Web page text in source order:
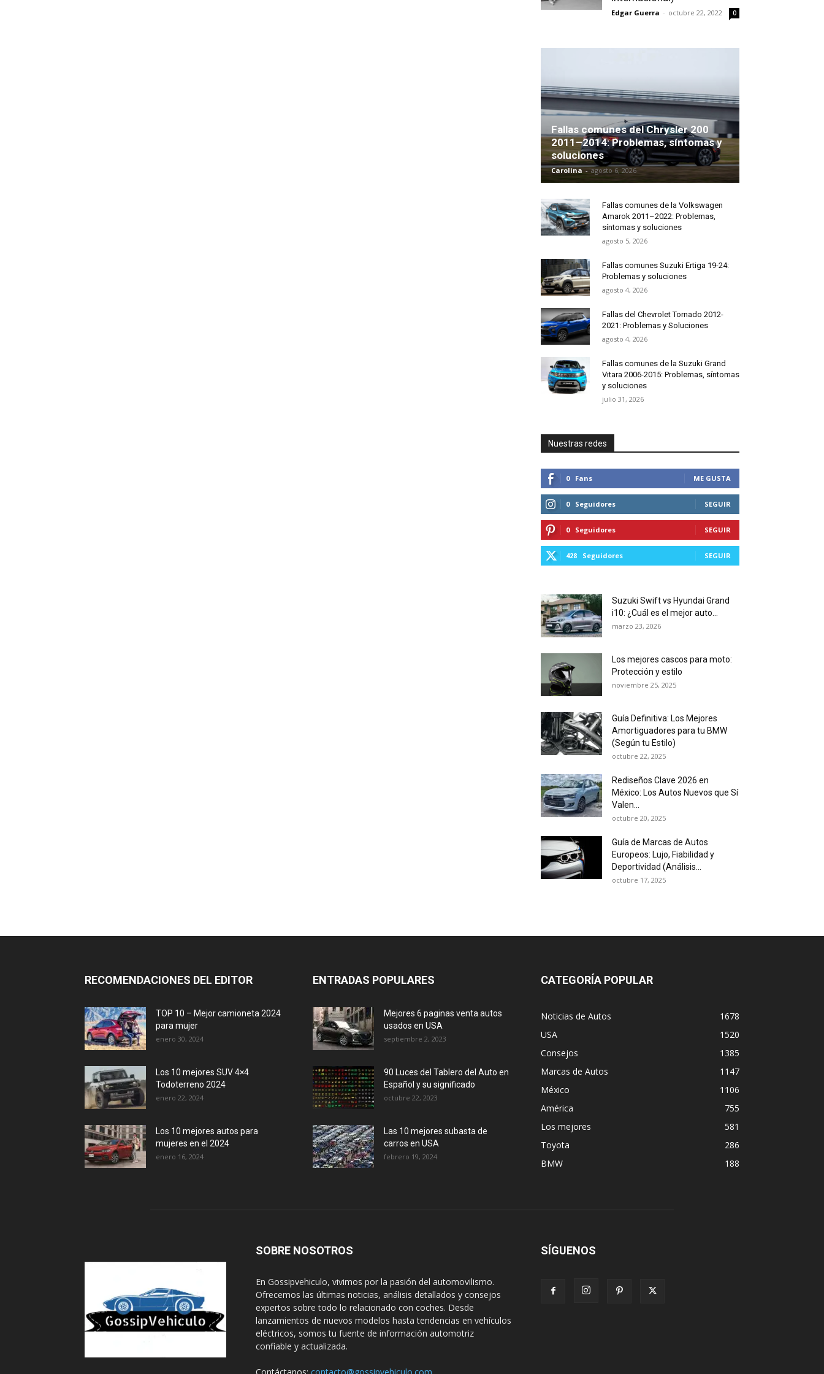
Edgar Guerra - octubre 22, 2022 0
Fallas comunes del Chrysler 200
2011–2014: Problemas, síntomas y
soluciones
Carolina - agosto 6, 2026
Fallas comunes de la Volkswagen
Amarok 2011–2022: Problemas,
síntomas y soluciones
agosto 5, 2026
Fallas comunes Suzuki Ertiga 19-24:
Problemas y soluciones
agosto 4, 2026
Fallas del Chevrolet Tornado 2012-
2021: Problemas y Soluciones
agosto 4, 2026
Fallas comunes de la Suzuki Grand
Vitara 2006-2015: Problemas, síntomas
y soluciones
julio 31, 2026
Nuestras redes
0 Fans ME GUSTA
0 Seguidores SEGUIR
0 Seguidores SEGUIR
428 Seguidores SEGUIR
Suzuki Swift vs Hyundai Grand
i10: ¿Cuál es el mejor auto...
marzo 23, 2026
Los mejores cascos para moto:
Protección y estilo
noviembre 25, 2025
Guía Definitiva: Los Mejores
Amortiguadores para tu BMW
(Según tu Estilo)
octubre 22, 2025
Rediseños Clave 2026 en
México: Los Autos Nuevos que Sí
Valen...
octubre 20, 2025
Guía de Marcas de Autos
Europeos: Lujo, Fiabilidad y
Deportividad (Análisis...
octubre 17, 2025
RECOMENDACIONES DEL EDITOR
TOP 10 – Mejor camioneta 2024
para mujer
enero 30, 2024
Los 10 mejores SUV 4×4
Todoterreno 2024
enero 22, 2024
Los 10 mejores autos para
mujeres en el 2024
enero 16, 2024
ENTRADAS POPULARES
Mejores 6 paginas venta autos
usados en USA
septiembre 2, 2023
90 Luces del Tablero del Auto en
Español y su significado
octubre 22, 2023
Las 10 mejores subasta de
carros en USA
febrero 19, 2024
CATEGORÍA POPULAR
Noticias de Autos
1678
USA
1520
Consejos
1385
Marcas de Autos
1147
México
1106
América
755
Los mejores
581
Toyota
286
BMW
188
SOBRE NOSOTROS
En Gossipvehiculo, vivimos por la pasión del automovilismo.
Ofrecemos las últimas noticias, análisis detallados y consejos
expertos sobre todo lo relacionado con coches. Desde
lanzamientos de nuevos modelos hasta tendencias en vehículos
eléctricos, somos tu fuente de información automotriz
confiable y actualizada.
SÍGUENOS